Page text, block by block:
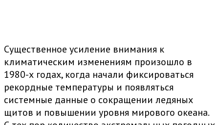
Существенное усиление внимания к
климатическим изменениям произошло в
1980-х годах, когда начали фиксироваться
рекордные температуры и появляться
системные данные о сокращении ледяных
щитов и повышении уровня мирового океана.